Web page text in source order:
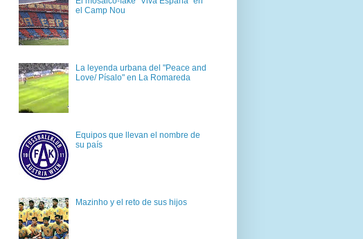
el Camp Nou
La leyenda urbana del "Peace and
Love/ Písalo" en La Romareda
Equipos que llevan el nombre de
su país
Mazinho y el reto de sus hijos